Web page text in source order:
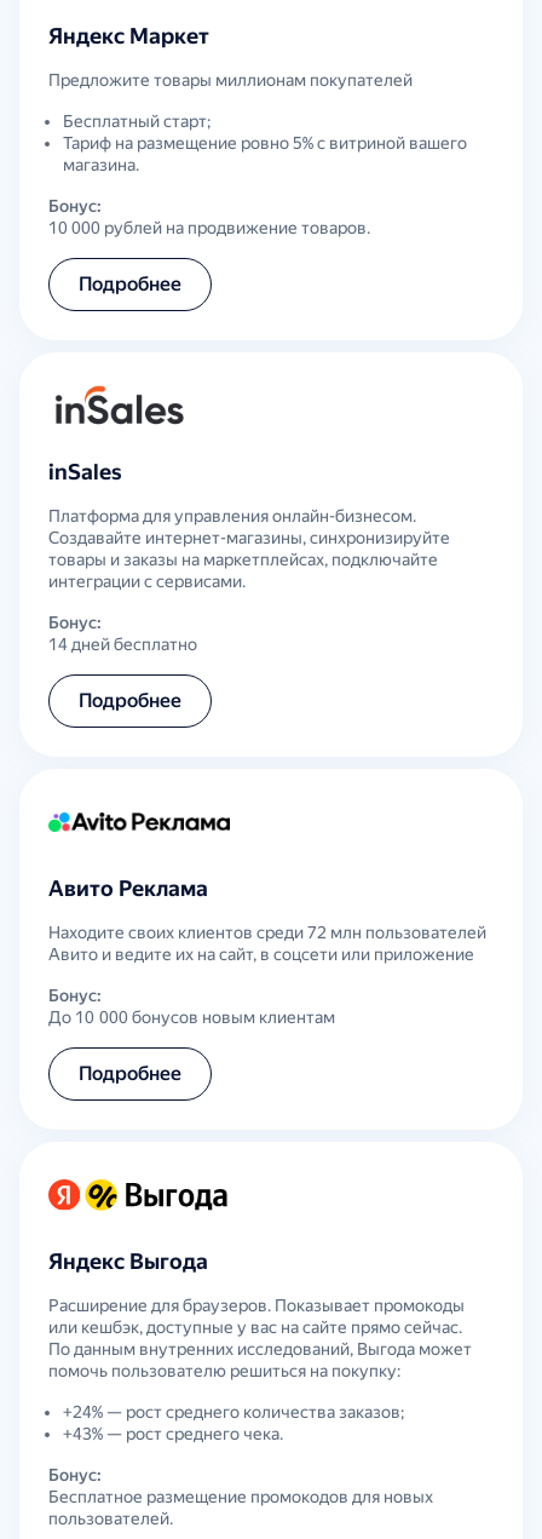
Яндекс Маркет
Предложите товары миллионам покупателей
Бесплатный старт;
Тариф на размещение ровно 5% c витриной вашего
магазина.
Бонус:
10 000 рублей на продвижение товаров.
Подробнее
inSales
Платформа для управления онлайн-бизнесом.
Создавайте интернет-магазины, синхронизируйте
товары и заказы на маркетплейсах, подключайте
интеграции с сервисами.
Бонус:
14 дней бесплатно
Подробнее
Авито Реклама
Находите своих клиентов среди 72 млн пользователей
Авито и ведите их на сайт, в соцсети или приложение
Бонус:
До 10 000 бонусов новым клиентам
Подробнее
Яндекс Выгода
Расширение для браузеров. Показывает промокоды
или кешбэк, доступные у вас на сайте прямо сейчас.
По данным внутренних исследований, Выгода может
помочь пользователю решиться на покупку:
+24% — рост среднего количества заказов;
+43% — рост среднего чека.
Бонус:
Бесплатное размещение промокодов для новых
пользователей.